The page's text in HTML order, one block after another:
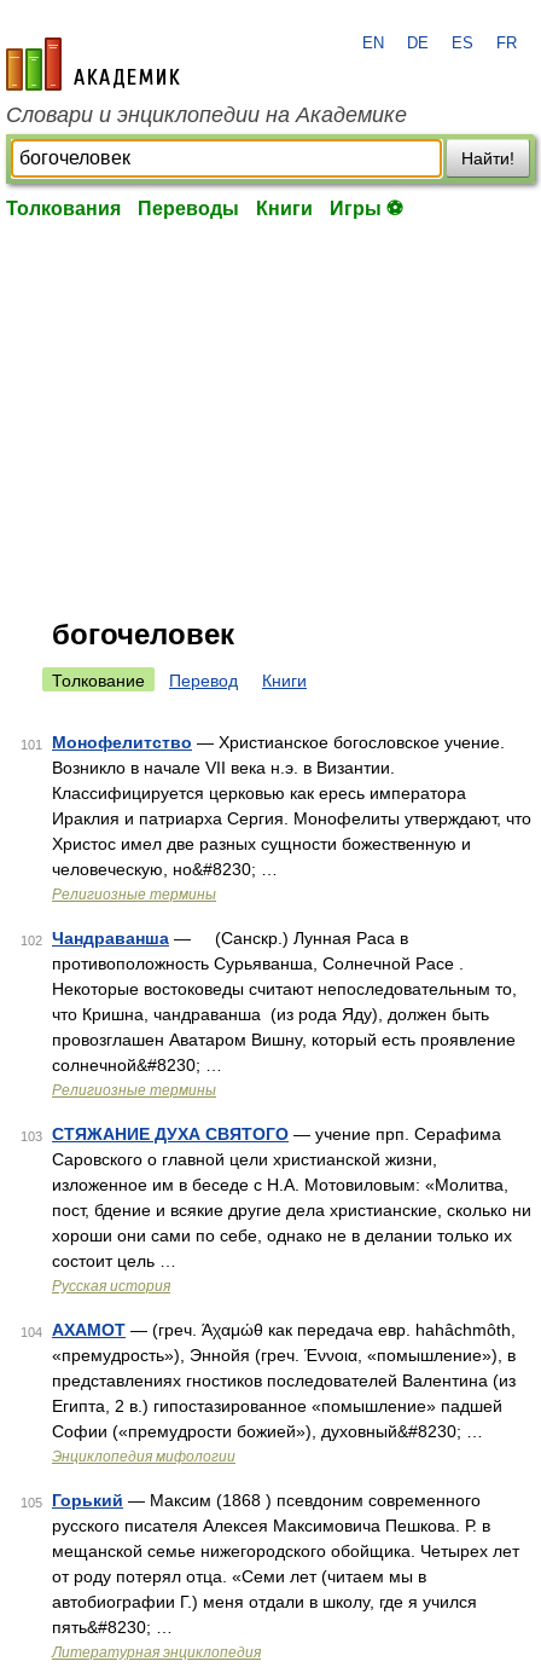
academic.ru
EN DE ES FR
Словари и энциклопедии на Академике
Найти!
Толкования Переводы Книги Игры ⚽
богочеловек
Толкование Перевод Книги
101 Монофелитство — Христианское богословское учение.
Возникло в начале VII века н.э. в Византии.
Классифицируется церковью как ересь императора
Ираклия и патриарха Сергия. Монофелиты утверждают, что
Христос имел две разных сущности божественную и
человеческую, но&#8230; …
Религиозные термины
102 Чандраванша — (Санскр.) Лунная Раса в
противоположность Сурьяванша, Солнечной Расе .
Некоторые востоковеды считают непоследовательным то,
что Кришна, чандраванша (из рода Яду), должен быть
провозглашен Аватаром Вишну, который есть проявление
солнечной&#8230; …
Религиозные термины
103 СТЯЖАНИЕ ДУХА СВЯТОГО — учение прп. Серафима
Саровского о главной цели христианской жизни,
изложенное им в беседе с Н.А. Мотовиловым: «Молитва,
пост, бдение и всякие другие дела христианские, сколько ни
хороши они сами по себе, однако не в делании только их
состоит цель …
Русская история
104 АХАМОТ — (греч. Άχαμώθ как передача евр. hahâchmôth,
«премудрость»), Эннойя (греч. Έννοια, «помышление»), в
представлениях гностиков последователей Валентина (из
Египта, 2 в.) гипостазированное «помышление» падшей
Софии («премудрости божией»), духовный&#8230; …
Энциклопедия мифологии
105 Горький — Максим (1868 ) псевдоним современного
русского писателя Алексея Максимовича Пешкова. Р. в
мещанской семье нижегородского обойщика. Четырех лет
от роду потерял отца. «Семи лет (читаем мы в
автобиографии Г.) меня отдали в школу, где я учился
пять&#8230; …
Литературная энциклопедия